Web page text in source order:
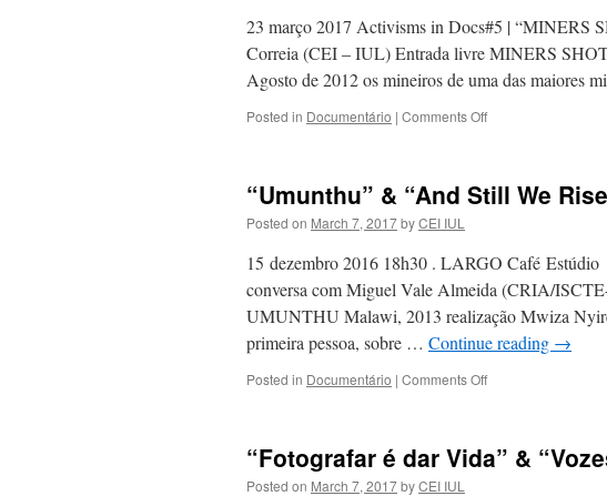
23 março 2017 Activisms in Docs#5 | “MINERS
Correia (CEI – IUL) Entrada livre MINERS
Agosto de 2012 os mineiros de uma das maiores
Posted in Documentário | Comments Offon
“Umunthu” & “And Still We
Posted on March 7, 2017byCEI IUL
15 dezembro 2016 18h30 . LARGO Café
conversa com Miguel Vale Almeida (CRIA/
UMUNTHU Malawi, 2013 realização Mwiza
primeira pessoa, sobre … Continue reading →
Posted in Documentário | Comments Offon
Still
“Fotografar é dar Vida” &
Posted on March 7, 2017byCEI IUL